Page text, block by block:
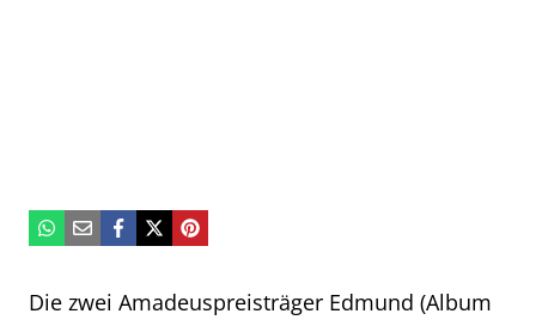
Die zwei Amadeuspreisträger Edmund (Album